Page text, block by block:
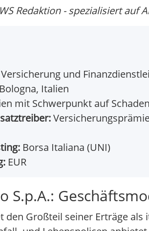
Redaktion - spezialisiert auf
Versicherung und
Bologna, Italien
mit Schwerpunkt auf
Borsa Italiana (UNI)
EUR
S.p.A.:
Großteil seiner Erträge